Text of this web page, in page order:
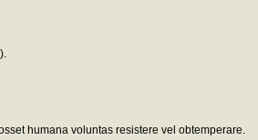
humana voluntas resistere vel obtemperare.